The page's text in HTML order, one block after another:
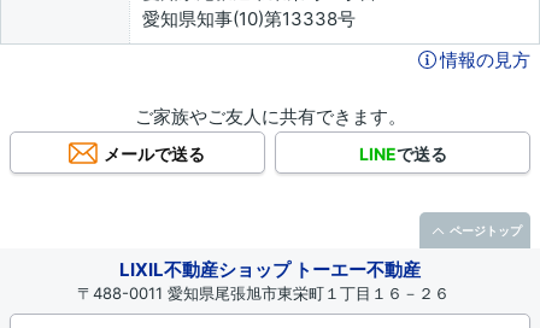
愛知県知事(10)第13338号
情報の見方
ご家族やご友人に共有できます。
メールで送る LINEで送る
LIXIL不動産ショップ トーエー不動産
〒488-0011 愛知県尾張旭市東栄町１丁目１６－２６
ページトップ